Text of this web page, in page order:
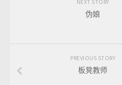
NEXT STORY
伪娘
PREVIOUS STORY
板凳教师